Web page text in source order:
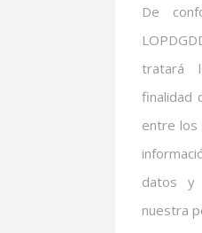
De
tratará
finalidad
entre los
datos y
nuestra